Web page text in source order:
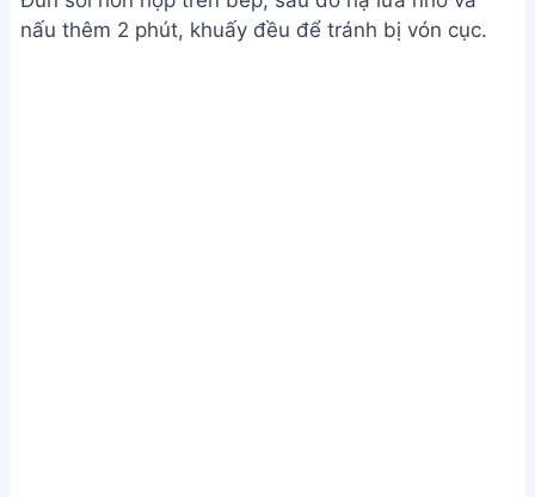
nấu thêm 2 phút, khuấy đều để tránh bị vón cục.